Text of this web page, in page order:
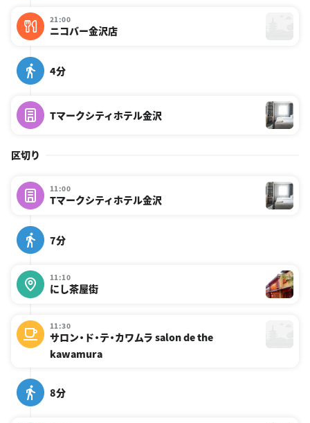
21:00
ニコバー金沢店
4分
Tマークシティホテル金沢
区切り
11:00
Tマークシティホテル金沢
7分
11:10
にし茶屋街
11:30
サロン・ド・テ・カワムラ salon de the
kawamura
8分